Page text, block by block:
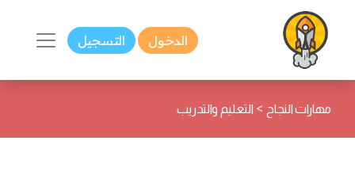
الدخول التسجيل
مهارات النجاح > التعليم والتدريب